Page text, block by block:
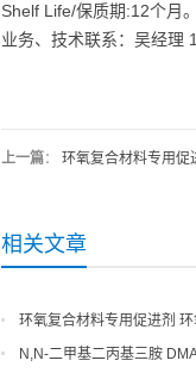
Shelf Life/保质期:12个月。
业务、技术联系：吴经理
上一篇： 环氧复合材料专用促
相关文章
环氧复合材料专用促进剂
N,N-二甲基二丙基三胺